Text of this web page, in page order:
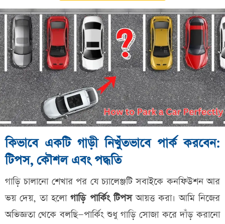
কিভাবে একটি গাড়ী নিখুঁতভাবে পার্ক করবেন:
টিপস, কৌশল এবং পদ্ধতি
গাড়ি চালানো শেখার পর যে চ্যালেঞ্জটি সবাইকে কনফিউশন আর
ভয় দেয়, তা হলোগাড়ি পার্কিং টিপসআয়ত্ত করা। আমি নিজের
অভিজ্ঞতা থেকে বলছি—পার্কিং শুধু গাড়ি সোজা করে দাঁড় করানো